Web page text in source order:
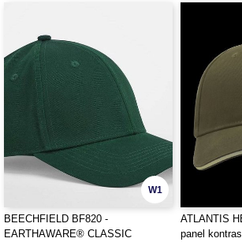
W1
BEECHFIELD BF820 -
EARTHAWARE® CLASSIC
ATLANTIS
panel